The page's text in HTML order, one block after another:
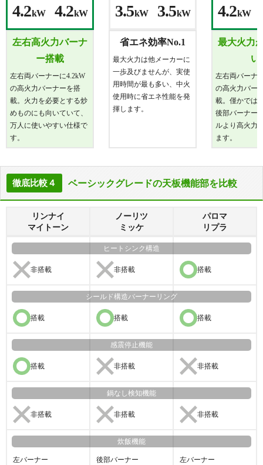
4.2kW 4.2kW
左右高火力バーナ
ー搭載
左右両バーナーに4.2kW
の高火力バーナーを搭
載。火力を必要とする炒
めものにも向いていて、
万人に使いやすい仕様で
す。
3.5kW 3.5kW
省エネ効率No.1
最大火力は他メーカーに
一歩及びませんが、実使
用時間が最も多い、中火
使用時に省エネ性能を発
揮します。
4.2kW
最大火力
い
左右両バーナ
の高火力バー
載。僅かでは
後部バーナー
ルより高火力
ます。
徹底比較４ ベーシックグレードの天板機能部を比較
リンナイ
マイトーン
ノーリツ
ミッケ
パロマ
リプラ
ヒートシンク構造
非搭載 非搭載 搭載
シールド構造バーナーリング
搭載 搭載 搭載
感震停止機能
搭載 非搭載 非搭載
鍋なし検知機能
非搭載 非搭載 非搭載
炊飯機能
左バーナー 後部バーナー 左バーナー